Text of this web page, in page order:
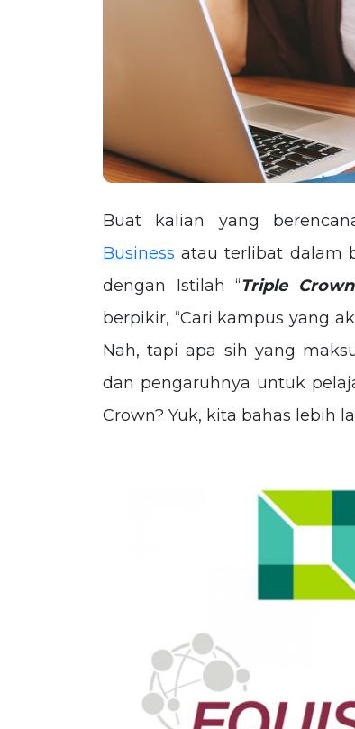
Buat kalian yang
Business atau terlibat dalam
dengan Istilah “Triple Crown
berpikir, “Cari kampus yang
Nah, tapi apa sih yang
dan pengaruhnya untuk
Crown? Yuk, kita bahas lebih